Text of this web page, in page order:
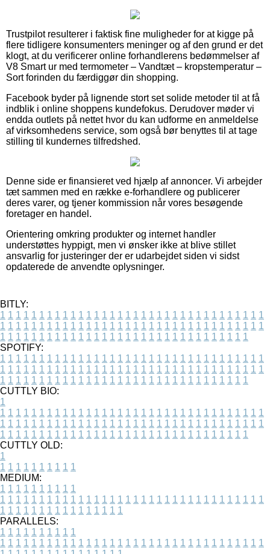
Trustpilot resulterer i faktisk fine muligheder for at kigge på
flere tidligere konsumenters meninger og af den grund er det
klogt, at du verificerer online forhandlerens bedømmelser af
V8 Smart ur med termometer – Vandtæt – kropstemperatur –
Sort forinden du færdiggør din shopping.
Facebook byder på lignende stort set solide metoder til at få
indblik i online shoppens kundefokus. Derudover møder vi
endda outlets på nettet hvor du kan udforme en anmeldelse
af virksomhedens service, som også bør benyttes til at tage
stilling til kundernes tilfredshed.
Denne side er finansieret ved hjælp af annoncer. Vi arbejder
tæt sammen med en række e-forhandlere og publicerer
deres varer, og tjener kommission når vores besøgende
foretager en handel.
Orientering omkring produkter og internet handler
understøttes hyppigt, men vi ønsker ikke at blive stillet
ansvarlig for justeringer der er udarbejdet siden vi sidst
opdaterede de anvendte oplysninger.
BITLY:
1 1 1 1 1 1 1 1 1 1 1 1 1 1 1 1 1 1 1 1 1 1 1 1 1 1 1 1 1 1 1 1 1 1
1 1 1 1 1 1 1 1 1 1 1 1 1 1 1 1 1 1 1 1 1 1 1 1 1 1 1 1 1 1 1 1 1 1
1 1 1 1 1 1 1 1 1 1 1 1 1 1 1 1 1 1 1 1 1 1 1 1 1 1 1 1 1 1 1 1
SPOTIFY:
1 1 1 1 1 1 1 1 1 1 1 1 1 1 1 1 1 1 1 1 1 1 1 1 1 1 1 1 1 1 1 1 1 1
1 1 1 1 1 1 1 1 1 1 1 1 1 1 1 1 1 1 1 1 1 1 1 1 1 1 1 1 1 1 1 1 1 1
1 1 1 1 1 1 1 1 1 1 1 1 1 1 1 1 1 1 1 1 1 1 1 1 1 1 1 1 1 1 1 1
CUTTLY BIO:
1
1 1 1 1 1 1 1 1 1 1 1 1 1 1 1 1 1 1 1 1 1 1 1 1 1 1 1 1 1 1 1 1 1 1
1 1 1 1 1 1 1 1 1 1 1 1 1 1 1 1 1 1 1 1 1 1 1 1 1 1 1 1 1 1 1 1 1 1
1 1 1 1 1 1 1 1 1 1 1 1 1 1 1 1 1 1 1 1 1 1 1 1 1 1 1 1 1 1 1 1
CUTTLY OLD:
1
1 1 1 1 1 1 1 1 1 1
MEDIUM:
1 1 1 1 1 1 1 1 1 1
1 1 1 1 1 1 1 1 1 1 1 1 1 1 1 1 1 1 1 1 1 1 1 1 1 1 1 1 1 1 1 1 1 1
1 1 1 1 1 1 1 1 1 1 1 1 1 1 1 1
PARALLELS:
1 1 1 1 1 1 1 1 1 1
1 1 1 1 1 1 1 1 1 1 1 1 1 1 1 1 1 1 1 1 1 1 1 1 1 1 1 1 1 1 1 1 1 1